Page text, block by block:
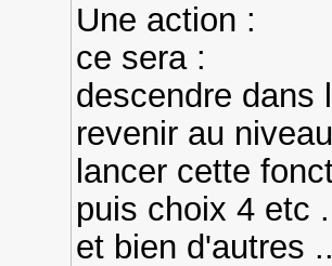
Une action :
ce sera :
descendre dans
revenir au
lancer cette
puis choix 4 etc
et bien d'autres